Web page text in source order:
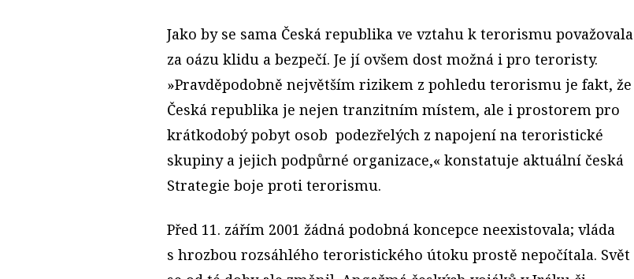
Jako by se sama Česká republika ve vztahu k terorismu považovala
za oázu klidu a bezpečí. Je jí ovšem dost možná i pro teroristy.
»Pravděpodobně největším rizikem z pohledu terorismu je fakt, že
Česká republika je nejen tranzitním místem, ale i prostorem pro
krátkodobý pobyt osob podezřelých z napojení na teroristické
skupiny a jejich podpůrné organizace,« konstatuje aktuální česká
Strategie boje proti terorismu.
Před 11. zářím 2001 žádná podobná koncepce neexistovala; vláda
s hrozbou rozsáhlého teroristického útoku prostě nepočítala. Svět